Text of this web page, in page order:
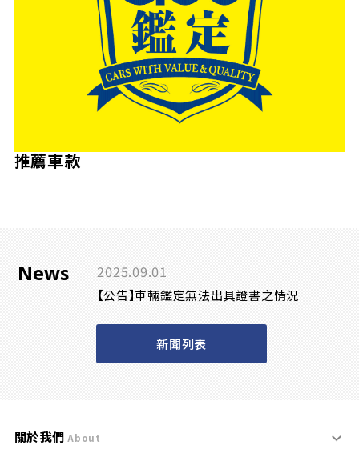
推薦車款
News 2025.09.01
【公告】車輛鑑定無法出具證書之情況
新聞列表
關於我們 About